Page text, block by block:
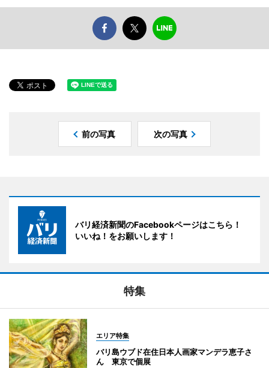
前の写真 次の写真
バリ経済新聞のFacebookページはこちら！
いいね！をお願いします！
特集
エリア特集
バリ島ウブド在住日本人画家マンデラ恵子さ
ん 東京で個展